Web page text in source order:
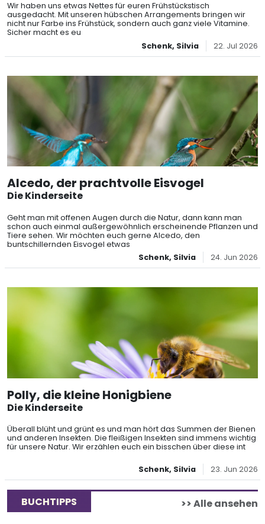
Wir haben uns etwas Nettes für euren Frühstückstisch
ausgedacht. Mit unseren hübschen Arrangements bringen wir
nicht nur Farbe ins Frühstück, sondern auch ganz viele Vitamine.
Sicher macht es eu
Schenk, Silvia
22. Jul 2026
Alcedo, der prachtvolle Eisvogel
Die Kinderseite
Geht man mit offenen Augen durch die Natur, dann kann man
schon auch einmal außergewöhnlich erscheinende Pflanzen und
Tiere sehen. Wir möchten euch gerne Alcedo, den
buntschillernden Eisvogel etwas
Schenk, Silvia
24. Jun 2026
Polly, die kleine Honigbiene
Die Kinderseite
Überall blüht und grünt es und man hört das Summen der Bienen
und anderen Insekten. Die fleißigen Insekten sind immens wichtig
für unsere Natur. Wir erzählen euch ein bisschen über diese int
Schenk, Silvia 23. Jun 2026
BUCHTIPPS >> Alle ansehen